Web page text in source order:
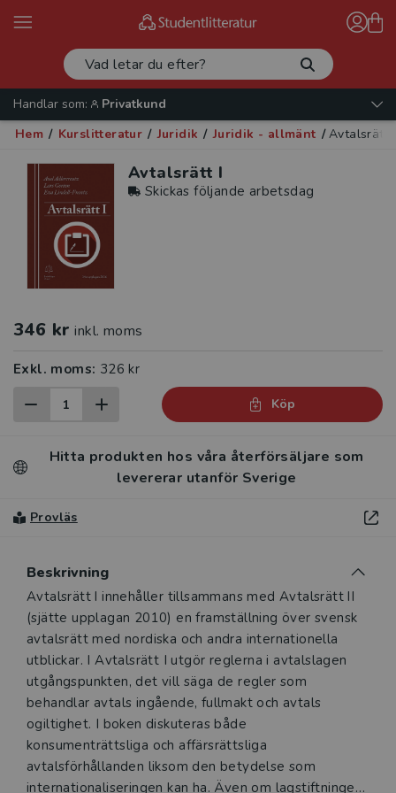
Handlar som:
Privatkund
Hem / Kurslitteratur / Juridik / Juridik - allmänt / Avtalsrätt I
Avtalsrätt I
Skickas följande arbetsdag
346 kr inkl. moms
Exkl. moms: 326 kr
Köp
Hitta produkten hos våra återförsäljare som
levererar utanför Sverige
Provläs
Beskrivning
Beskrivning
Avtalsrätt I innehåller tillsammans med Avtalsrätt II
(sjätte upplagan 2010) en framställning över svensk
avtalsrätt med nordiska och andra internationella
utblickar. I Avtalsrätt I utgör reglerna i avtalslagen
utgångspunkten, det vill säga de regler som
behandlar avtals ingående, fullmakt och avtals
ogiltighet. I boken diskuteras både
konsumenträttsliga och affärsrättsliga
avtalsförhållanden liksom den betydelse som
internationaliseringen kan ha. Även om lagstiftningen